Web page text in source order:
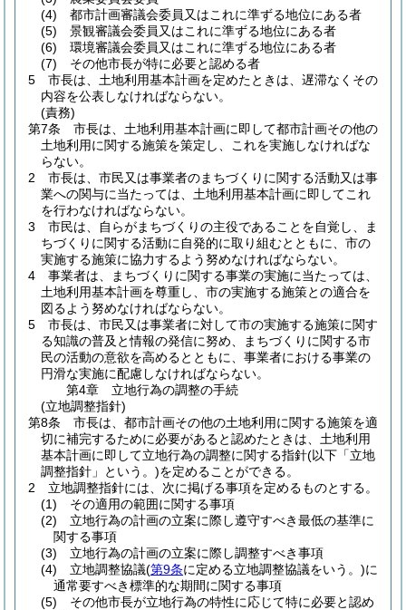
(4)
都市計画審議会委員又はこれに準ずる地位にある者
(5)
景観審議会委員又はこれに準ずる地位にある者
(6)
環境審議会委員又はこれに準ずる地位にある者
(7)
その他市長が特に必要と認める者
5
市長は、土地利用基本計画を定めたときは、遅滞なくその
内容を公表しなければならない。
(責務)
第7条
市長は、土地利用基本計画に即して都市計画その他の
土地利用に関する施策を策定し、これを実施しなければな
らない。
2
市長は、市民又は事業者のまちづくりに関する活動又は事
業への関与に当たっては、土地利用基本計画に即してこれ
を行わなければならない。
3
市民は、自らがまちづくりの主役であることを自覚し、ま
ちづくりに関する活動に自発的に取り組むとともに、市の
実施する施策に協力するよう努めなければならない。
4
事業者は、まちづくりに関する事業の実施に当たっては、
土地利用基本計画を尊重し、市の実施する施策との適合を
図るよう努めなければならない。
5
市長は、市民又は事業者に対して市の実施する施策に関す
る知識の普及と情報の発信に努め、まちづくりに関する市
民の活動の意欲を高めるとともに、事業者における事業の
円滑な実施に配慮しなければならない。
第4章
立地行為の調整の手続
(立地調整指針)
第8条
市長は、都市計画その他の土地利用に関する施策を適
切に補完するために必要があると認めたときは、土地利用
基本計画に即して立地行為の調整に関する指針(以下「立地
調整指針」という。)を定めることができる。
2
立地調整指針には、次に掲げる事項を定めるものとする。
(1)
その適用の範囲に関する事項
(2)
立地行為の計画の立案に際し遵守すべき最低の基準に
関する事項
(3)
立地行為の計画の立案に際し調整すべき事項
(4)
立地調整協議(第9条に定める立地調整協議をいう。)に
通常要すべき標準的な期間に関する事項
(5)
その他市長が立地行為の特性に応じて特に必要と認め